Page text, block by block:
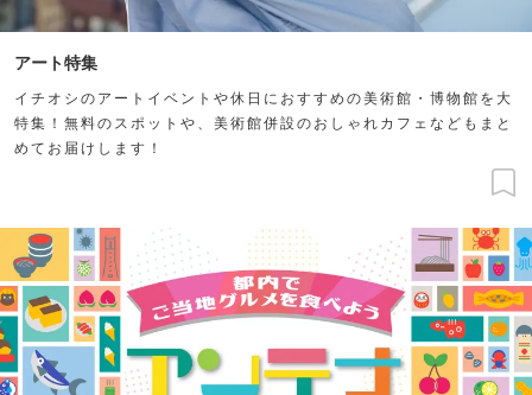
アート特集
イチオシのアートイベントや休日におすすめの美術館・博物館を大
特集！無料のスポットや、美術館併設のおしゃれカフェなどもまと
めてお届けします！